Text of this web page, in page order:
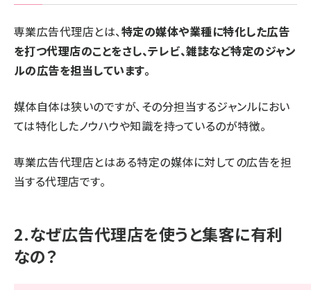
専業広告代理店とは、特定の媒体や業種に特化した広告
を打つ代理店のことをさし、テレビ、雑誌など特定のジャン
ルの広告を担当しています。
媒体自体は狭いのですが、その分担当するジャンルにおい
ては特化したノウハウや知識を持っているのが特徴。
専業広告代理店とはある特定の媒体に対しての広告を担
当する代理店です。
2.なぜ広告代理店を使うと集客に有利
なの？